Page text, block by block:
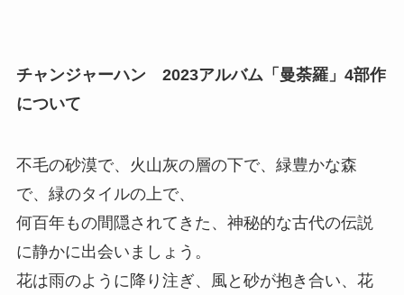
チャンジャーハン 2023アルバム「曼荼羅」4部作
について
不毛の砂漠で、火山灰の層の下で、緑豊かな森
で、緑のタイルの上で、
何百年もの間隠されてきた、神秘的な古代の伝説
に静かに出会いましょう。
花は雨のように降り注ぎ、風と砂が抱き合い、花